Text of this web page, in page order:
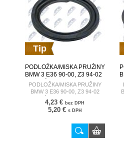
Tip
PODLOŽKA/MISKA PRUŽINY
BMW 3 E36 90-00, Z3 94-02
/DOLNÉ/ 31331090479 AD-
BM-011
PODLOŽKA/MISKA PRUŽINY
BMW 3 E36 90-00, Z3 94-02
/DOLNÉ/ 31331090479 AD-BM-
011
4,23 € bez DPH
5,20 € s DPH